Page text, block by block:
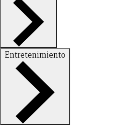
FinanzasOpinión
Entretenimiento